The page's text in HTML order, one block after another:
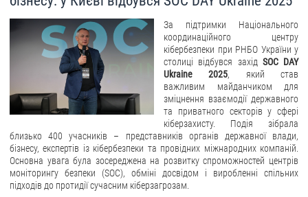
ОФІЦІЙНІ ДОКУМЕНТИ
ПРЕСЦЕНТР
Drone Deals
Фотогалерея
Відеогалерея
ЗВЕРНЕННЯ ГРОМАДЯН
Звернення громадян
За підтримки Національного
координаційного центру
кібербезпеки при РНБО України у
столиці відбувся захід SOC DAY
Ukraine 2025, який став
важливим майданчиком для
зміцнення взаємодії державного
та приватного секторів у сфері
кіберзахисту. Подія зібрала
близько 400 учасників – представників органів державної влади,
бізнесу, експертів із кібербезпеки та провідних міжнародних компаній.
Основна увага була зосереджена на розвитку спроможностей центрів
моніторингу безпеки (SOC), обміні досвідом і виробленні спільних
підходів до протидії сучасним кіберзагрозам.